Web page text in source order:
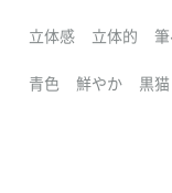
立体感 立体的
青色 鮮やか 黒猫